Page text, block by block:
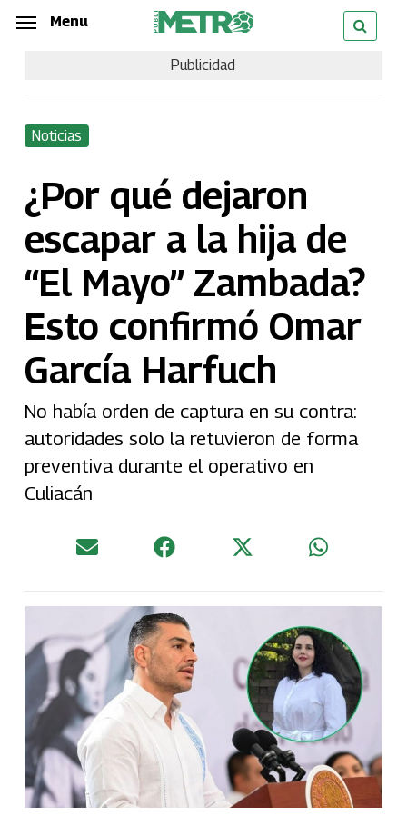
Skip
content
Menu
Publicidad
Noticias
¿Por qué dejaron
escapar a la hija de
“El Mayo” Zambada?
Esto confirmó Omar
García Harfuch
No había orden de captura en su contra:
autoridades solo la retuvieron de forma
preventiva durante el operativo en
Culiacán
Menu